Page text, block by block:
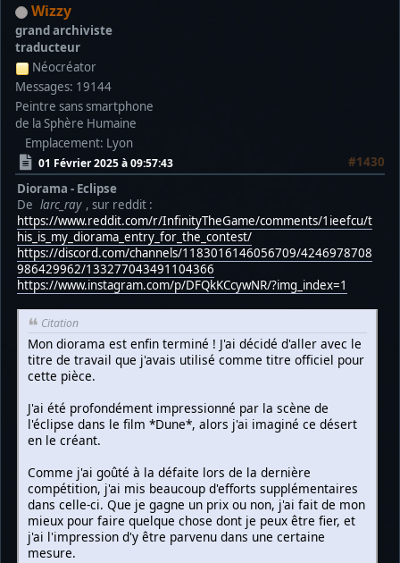
Wizzy
grand archiviste
traducteur
Néocréator
Messages: 19144
Peintre sans smartphone
de la Sphère Humaine
Emplacement: Lyon
01 Février 2025 à 09:57:43
#1430
Diorama - Eclipse
De larc_ray , sur reddit :
https://www.reddit.com/r/InfinityTheGame/comments/1ieefcu/t
his_is_my_diorama_entry_for_the_contest/
https://discord.com/channels/1183016146056709/4246978708
986429962/133277043491104366
https://www.instagram.com/p/DFQkKCcywNR/?img_index=1
Citation
Mon diorama est enfin terminé ! J'ai décidé d'aller avec le
titre de travail que j'avais utilisé comme titre officiel pour
cette pièce.
J'ai été profondément impressionné par la scène de
l'éclipse dans le film *Dune*, alors j'ai imaginé ce désert
en le créant.
Comme j'ai goûté à la défaite lors de la dernière
compétition, j'ai mis beaucoup d'efforts supplémentaires
dans celle-ci. Que je gagne un prix ou non, j'ai fait de mon
mieux pour faire quelque chose dont je peux être fier, et
j'ai l'impression d'y être parvenu dans une certaine
mesure.